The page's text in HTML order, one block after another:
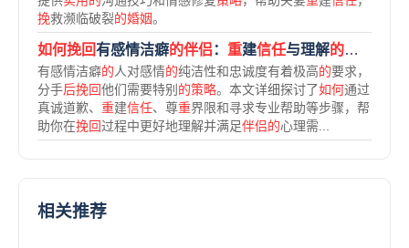
挽救濒临破裂的婚姻。
如何挽回有感情洁癖的伴侣： 重建信任与理解的关键步骤
有感情洁癖的人对感情的纯洁性和忠诚度有着极高的要求，
分手后挽回他们需要特别 的策略。本文详细探讨了如何通过
真诚道歉、 重建信任、尊重界限和寻求专业帮助等步骤，帮
助你在挽回过程中更好地理解并满足伴侣的心理需...
相关推荐